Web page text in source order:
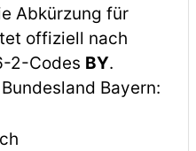
Abkürzung für
offiziell nach
2-Codes BY.
Bayern: